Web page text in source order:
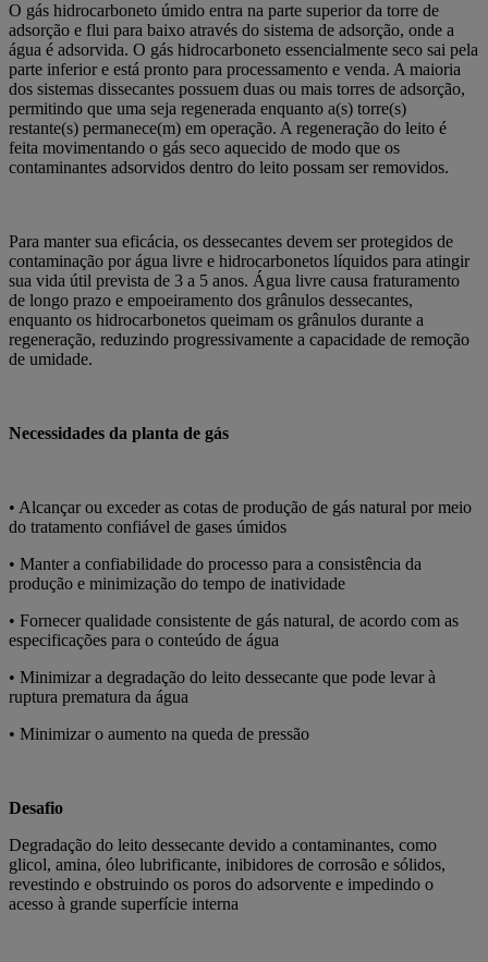
O gás hidrocarboneto úmido entra na parte superior da torre de
adsorção e flui para baixo através do sistema de adsorção, onde a
água é adsorvida. O gás hidrocarboneto essencialmente seco sai pela
parte inferior e está pronto para processamento e venda. A maioria
dos sistemas dissecantes possuem duas ou mais torres de adsorção,
permitindo que uma seja regenerada enquanto a(s) torre(s)
restante(s) permanece(m) em operação. A regeneração do leito é
feita movimentando o gás seco aquecido de modo que os
contaminantes adsorvidos dentro do leito possam ser removidos.
Para manter sua eficácia, os dessecantes devem ser protegidos de
contaminação por água livre e hidrocarbonetos líquidos para atingir
sua vida útil prevista de 3 a 5 anos. Água livre causa fraturamento
de longo prazo e empoeiramento dos grânulos dessecantes,
enquanto os hidrocarbonetos queimam os grânulos durante a
regeneração, reduzindo progressivamente a capacidade de remoção
de umidade.
Necessidades da planta de gás
• Alcançar ou exceder as cotas de produção de gás natural por meio
do tratamento confiável de gases úmidos
• Manter a confiabilidade do processo para a consistência da
produção e minimização do tempo de inatividade
• Fornecer qualidade consistente de gás natural, de acordo com as
especificações para o conteúdo de água
• Minimizar a degradação do leito dessecante que pode levar à
ruptura prematura da água
• Minimizar o aumento na queda de pressão
Desafio
Degradação do leito dessecante devido a contaminantes, como
glicol, amina, óleo lubrificante, inibidores de corrosão e sólidos,
revestindo e obstruindo os poros do adsorvente e impedindo o
acesso à grande superfície interna